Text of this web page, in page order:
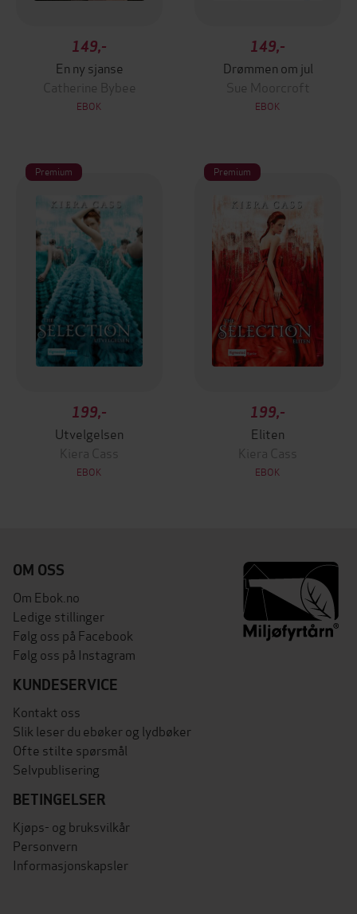
149,-
En ny sjanse
Catherine Bybee
EBOK
149,-
Drømmen om jul
Sue Moorcroft
EBOK
Premium
199,-
Utvelgelsen
Kiera Cass
EBOK
Premium
199,-
Eliten
Kiera Cass
EBOK
OM OSS
Om Ebok.no
Ledige stillinger
Følg oss på Facebook
Følg oss på Instagram
KUNDESERVICE
Kontakt oss
Slik leser du ebøker og lydbøker
Ofte stilte spørsmål
Selvpublisering
BETINGELSER
Kjøps- og bruksvilkår
Personvern
Informasjonskapsler